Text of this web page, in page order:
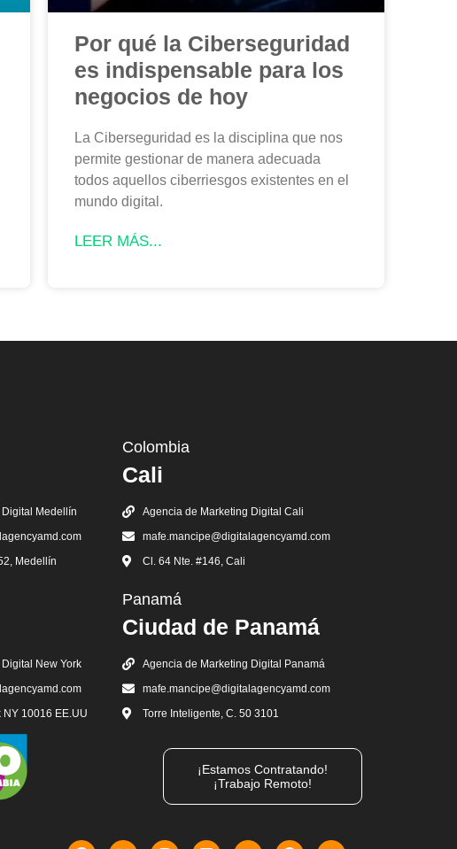
Por qué la Ciberseguridad
es indispensable para los
negocios de hoy
La Ciberseguridad es la disciplina que nos
permite gestionar de manera adecuada
todos aquellos ciberriesgos existentes en el
mundo digital.
LEER MÁS...
Medellín
Medellín
New York
NY 10016 EE.UU
Colombia
Cali
Agencia de Marketing Digital Cali
mafe.mancipe@digitalagencyamd.com
Cl. 64 Nte. #146, Cali
Panamá
Ciudad de Panamá
Agencia de Marketing Digital Panamá
mafe.mancipe@digitalagencyamd.com
Torre Inteligente, C. 50 3101
¡Estamos Contratando!
¡Trabajo Remoto!